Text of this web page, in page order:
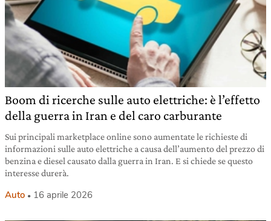
Boom di ricerche sulle auto elettriche: è l’effetto
della guerra in Iran e del caro carburante
Sui principali marketplace online sono aumentate le richieste di
informazioni sulle auto elettriche a causa dell’aumento del prezzo di
benzina e diesel causato dalla guerra in Iran. E si chiede se questo
interesse durerà.
Auto 16 aprile 2026